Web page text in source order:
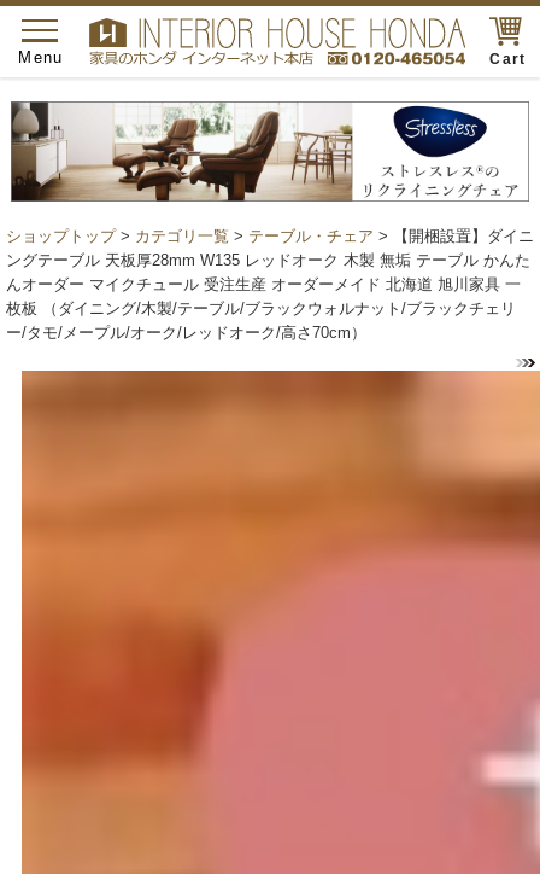
Cart
toggle
navigation
Menu
ショップトップ> カテゴリ一覧 > テーブル・チェア > 【開梱設置】ダイニ
ングテーブル 天板厚28mm W135 レッドオーク 木製 無垢 テーブル かんた
んオーダー マイクチュール 受注生産 オーダーメイド 北海道 旭川家具 一
枚板 （ダイニング/木製/テーブル/ブラックウォルナット/ブラックチェリ
ー/タモ/メープル/オーク/レッドオーク/高さ70cm）